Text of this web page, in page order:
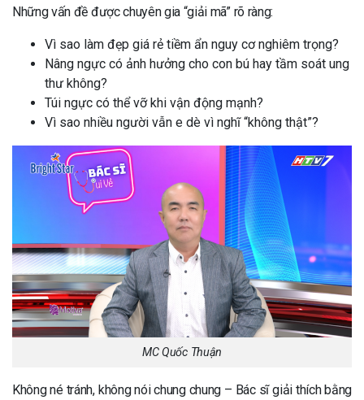
Những vấn đề được chuyên gia “giải mã” rõ ràng:
Vì sao làm đẹp giá rẻ tiềm ẩn nguy cơ nghiêm trọng?
Nâng ngực có ảnh hưởng cho con bú hay tầm soát ung
thư không?
Túi ngực có thể vỡ khi vận động mạnh?
Vì sao nhiều người vẫn e dè vì nghĩ “không thật”?
MC Quốc Thuận
Không né tránh, không nói chung chung – Bác sĩ giải thích bằng